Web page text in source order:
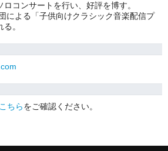
コンサートを行い、好評を博す。
による「子供向けクラシック音楽配信プ
。
こちらをご確認ください。